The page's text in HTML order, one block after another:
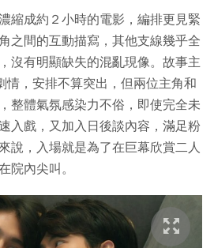
縮成約２小時的電影，編排更見緊
之間的互動描寫，其他支線幾乎全
沒有明顯缺失的混亂現像。故事主
情，安排不算突出，但兩位主角和
整體氣氛感染力不俗，即使完全未
入戲，又加入日後談內容，滿足粉
說，入場就是為了在巨幕欣賞二人
院內尖叫。